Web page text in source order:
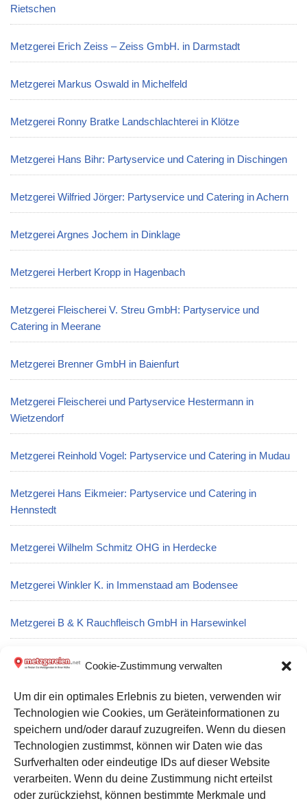
Cookie-Zustimmung verwalten
Um dir ein optimales Erlebnis zu bieten, verwenden wir
Technologien wie Cookies, um Geräteinformationen zu
speichern und/oder darauf zuzugreifen. Wenn du diesen
Technologien zustimmst, können wir Daten wie das
Surfverhalten oder eindeutige IDs auf dieser Website
verarbeiten. Wenn du deine Zustimmung nicht erteilst
oder zurückziehst, können bestimmte Merkmale und
Rietschen
Metzgerei Erich Zeiss – Zeiss GmbH. in Darmstadt
Metzgerei Markus Oswald in Michelfeld
Metzgerei Ronny Bratke Landschlachterei in Klötze
Metzgerei Hans Bihr: Partyservice und Catering in Dischingen
Metzgerei Wilfried Jörger: Partyservice und Catering in Achern
Metzgerei Argnes Jochem in Dinklage
Metzgerei Herbert Kropp in Hagenbach
Metzgerei Fleischerei V. Streu GmbH: Partyservice und
Catering in Meerane
Metzgerei Brenner GmbH in Baienfurt
Metzgerei Fleischerei und Partyservice Hestermann in
Wietzendorf
Metzgerei Reinhold Vogel: Partyservice und Catering in Mudau
Metzgerei Hans Eikmeier: Partyservice und Catering in
Hennstedt
Metzgerei Wilhelm Schmitz OHG in Herdecke
Metzgerei Winkler K. in Immenstaad am Bodensee
Metzgerei B & K Rauchfleisch GmbH in Harsewinkel
Metzgerei Thomas Blocher in Empfingen
Metzgerei Bottmer GmbH in Velbert
Metzgerei Marianne Neudecker in Velden